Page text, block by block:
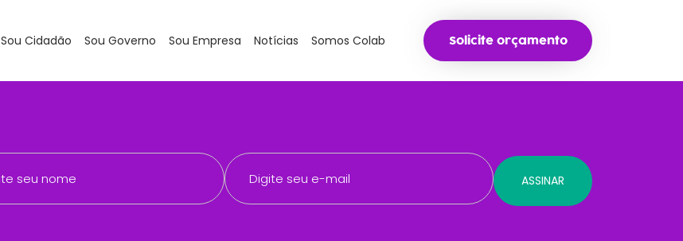
Sou Cidadão Sou Governo Sou Empresa Notícias Somos Colab Solicite orçamento